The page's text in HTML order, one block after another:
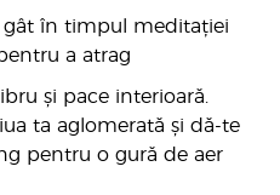
în timpul meditației
a atrag
și pace interioară.
ta aglomerată și dă-te
pentru o gură de aer